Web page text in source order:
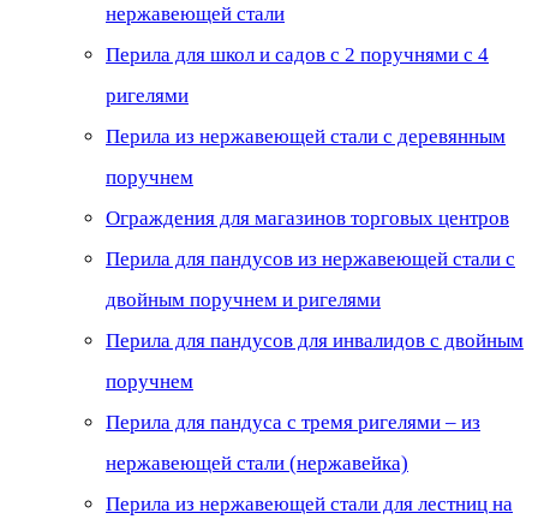
нержавеющей стали
Перила для школ и садов с 2 поручнями с 4
ригелями
Перила из нержавеющей стали с деревянным
поручнем
Ограждения для магазинов торговых центров
Перила для пандусов из нержавеющей стали с
двойным поручнем и ригелями
Перила для пандусов для инвалидов с двойным
поручнем
Перила для пандуса с тремя ригелями – из
нержавеющей стали (нержавейка)
Перила из нержавеющей стали для лестниц на